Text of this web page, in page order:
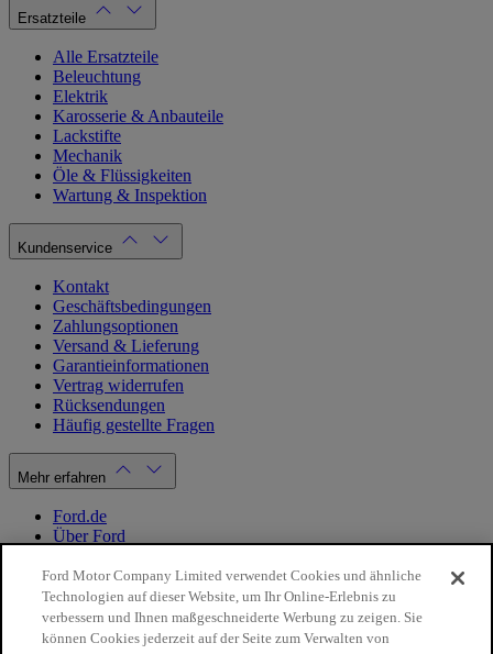
Ersatzteile
Alle Ersatzteile
Beleuchtung
Elektrik
Karosserie & Anbauteile
Lackstifte
Mechanik
Öle & Flüssigkeiten
Wartung & Inspektion
Kundenservice
Kontakt
Geschäftsbedingungen
Zahlungsoptionen
Versand & Lieferung
Garantieinformationen
Vertrag widerrufen
Rücksendungen
Häufig gestellte Fragen
Mehr erfahren
Ford.de
Über Ford
Datenschutzbestimmungen
Impressum
Mein Konto
Ford Motor Company Limited verwendet Cookies und ähnliche
Technologien auf dieser Website, um Ihr Online-Erlebnis zu
verbessern und Ihnen maßgeschneiderte Werbung zu zeigen. Sie
können Cookies jederzeit auf der Seite zum Verwalten von